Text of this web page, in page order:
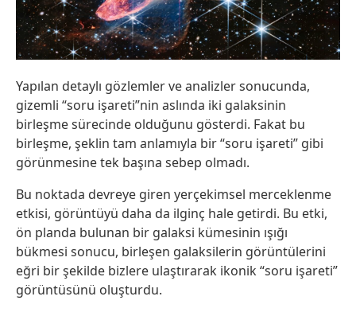
Yapılan detaylı gözlemler ve analizler sonucunda,
gizemli “soru işareti”nin aslında iki galaksinin
birleşme sürecinde olduğunu gösterdi. Fakat bu
birleşme, şeklin tam anlamıyla bir “soru işareti” gibi
görünmesine tek başına sebep olmadı.
Bu noktada devreye giren yerçekimsel merceklenme
etkisi, görüntüyü daha da ilginç hale getirdi. Bu etki,
ön planda bulunan bir galaksi kümesinin ışığı
bükmesi sonucu, birleşen galaksilerin görüntülerini
eğri bir şekilde bizlere ulaştırarak ikonik “soru işareti”
görüntüsünü oluşturdu.